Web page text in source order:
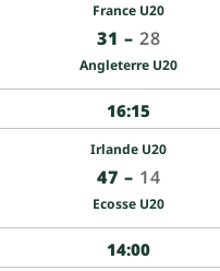
France U20
31 – 28
Angleterre U20
16:15
Irlande U20
47 – 14
Ecosse U20
14:00